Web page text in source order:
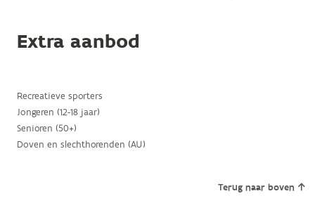
Extra aanbod
Recreatieve sporters
Jongeren (12-18 jaar)
Senioren (50+)
Doven en slechthorenden (AU)
Terug naar boven